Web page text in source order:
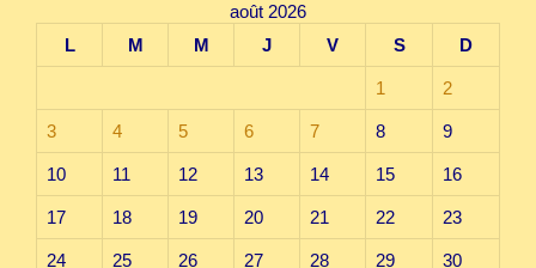
août 2026
L
M M J V S D
1 2
3 4 5 6 7 8 9
10 11 12 13 14 15 16
17 18 19 20 21 22 23
24 25 26 27 28 29 30